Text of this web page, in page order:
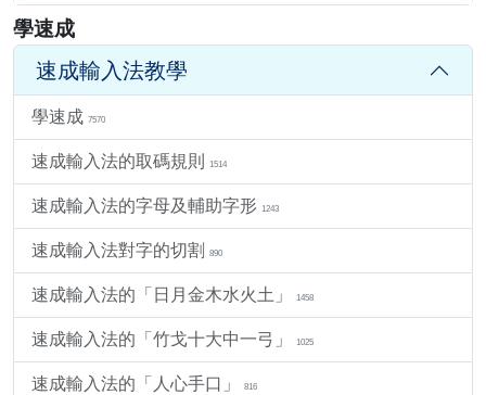
學速成
速成輸入法教學
學速成 7570
速成輸入法的取碼規則 1514
速成輸入法的字母及輔助字形 1243
速成輸入法對字的切割 890
速成輸入法的「日月金木水火土」 1458
速成輸入法的「竹戈十大中一弓」 1025
速成輸入法的「人心手口」 816